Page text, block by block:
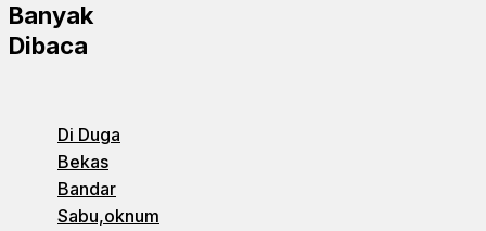
Banyak
Dibaca
Di Duga
Bekas
Bandar
Sabu,oknum